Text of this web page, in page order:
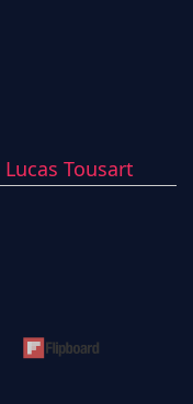
Lucas Tousart